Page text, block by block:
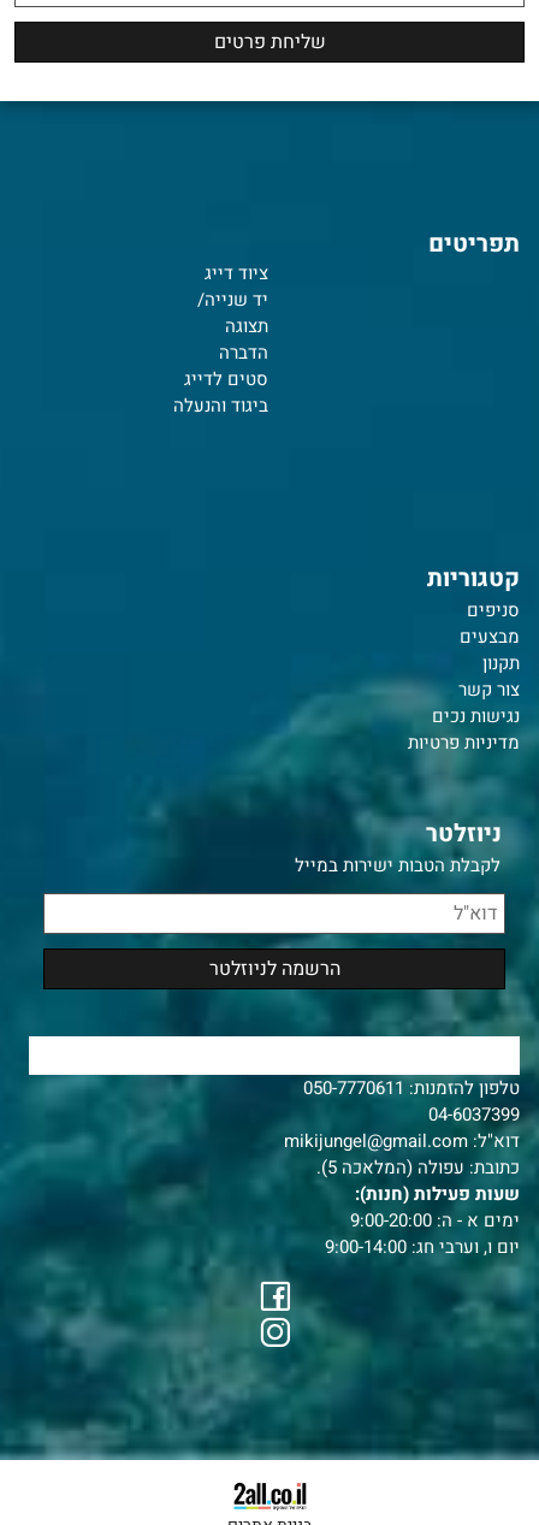
תפריטים
ציוד דייג
יד שנייה/
תצוגה
הדברה
סטים לדייג
ביגוד והנעלה
קטגוריות
סניפים
מבצעים
תקנון
צור קשר
נגישות נכים
מדיניות פרטיות
ניוזלטר
לקבלת הטבות ישירות במייל
טלפון להזמנות:050-7770611
04-6037399
דוא"ל: mikijungel@gmail.com
כתובת: עפולה (המלאכה 5).
שעות פעילות (חנות):
ימים א - ה: 9:00-20:00
יום ו, וערבי חג: 9:00-14:00